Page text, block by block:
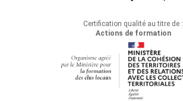
Certification qualité au titre de :
Actions de formation